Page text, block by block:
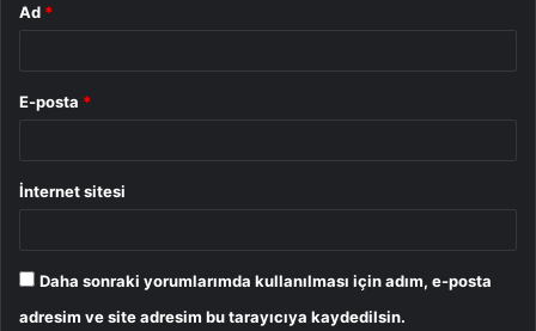
Ad *
E-posta *
İnternet sitesi
Daha sonraki yorumlarımda kullanılması için adım, e-posta
adresim ve site adresim bu tarayıcıya kaydedilsin.